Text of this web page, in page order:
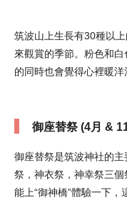
筑波山上生長有30種以
來觀賞的季節。粉色和
的同時也會覺得心裡暖洋
御座替祭 (4月 &
御座替祭是筑波神社的
祭，神衣祭，神幸祭三
能上“御神橋”體驗一下，